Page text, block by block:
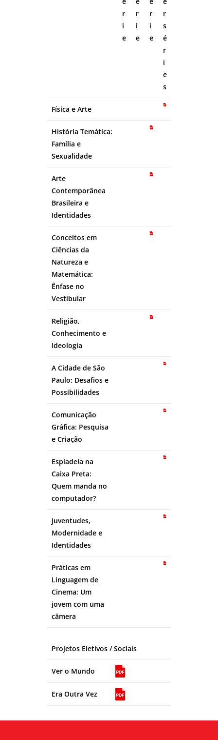
r
i
e
r
i
e
r
i
e
r
s
é
r
i
e
s
Física e Arte
História Temática:
Família e
Sexualidade
Arte
Contemporânea
Brasileira e
Identidades
Conceitos em
Ciências da
Natureza e
Matemática:
Ênfase no
Vestibular
Religião,
Conhecimento e
Ideologia
A Cidade de São
Paulo: Desafios e
Possibilidades
Comunicação
Gráfica: Pesquisa
e Criação
Espiadela na
Caixa Preta:
Quem manda no
computador?
Juventudes,
Modernidade e
Identidades
Práticas em
Linguagem de
Cinema: Um
jovem com uma
câmera
Projetos Eletivos / Sociais
Ver o Mundo
Era Outra Vez